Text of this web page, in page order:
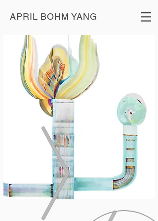
APRIL BOHM YANG